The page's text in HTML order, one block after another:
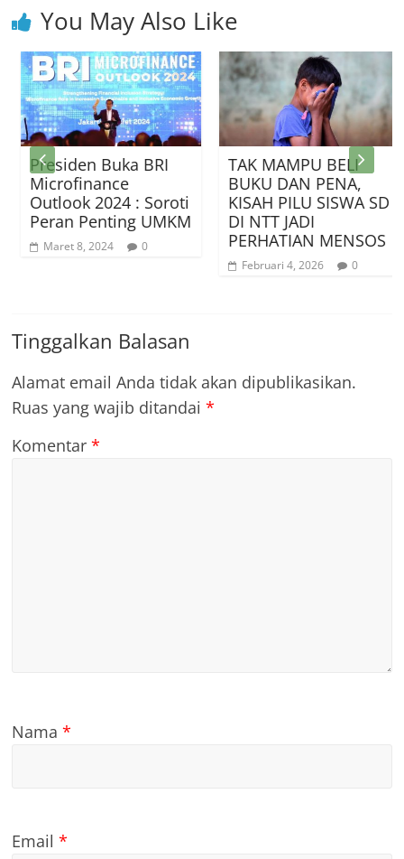
You May Also Like
Presiden Buka BRI
Microfinance
Outlook 2024 : Soroti
Peran Penting UMKM
Maret 8, 2024 0
TAK MAMPU BELI
BUKU DAN PENA,
KISAH PILU SISWA SD
DI NTT JADI
PERHATIAN MENSOS
Februari 4, 2026 0
Tinggalkan Balasan
Alamat email Anda tidak akan dipublikasikan.
Ruas yang wajib ditandai*
Komentar*
Nama*
Email*